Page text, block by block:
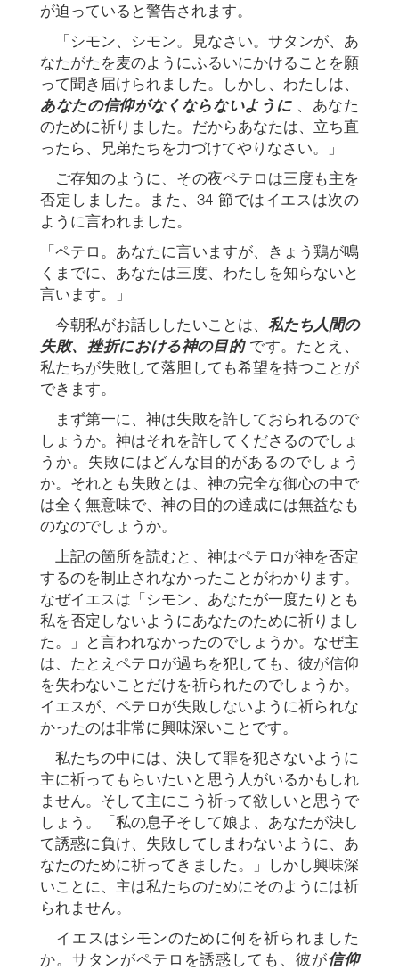
が迫っていると警告されます。
「シモン、シモン。見なさい。サタンが、あ
なたがたを麦のようにふるいにかけることを願
って聞き届けられました。しかし、わたしは、
あなたの信仰がなくならないように、あなた
のために祈りました。だからあなたは、立ち直
ったら、兄弟たちを力づけてやりなさい。」
ご存知のように、その夜ペテロは三度も主を
否定しました。また、34 節ではイエスは次の
ように言われました。
「ペテロ。あなたに言いますが、きょう鶏が鳴
くまでに、あなたは三度、わたしを知らないと
言います。」
今朝私がお話ししたいことは、 私たち人間の
失敗、挫折における神の目的です。たとえ、
私たちが失敗して落胆しても希望を持つことが
できます。
まず第一に、神は失敗を許しておられるので
しょうか。神はそれを許してくださるのでしょ
うか。失敗にはどんな目的があるのでしょう
か。それとも失敗とは、神の完全な御心の中で
は全く無意味で、神の目的の達成には無益なも
のなのでしょうか。
上記の箇所を読むと、神はペテロが神を否定
するのを制止されなかったことがわかります。
なぜイエスは「シモン、あなたが一度たりとも
私を否定しないようにあなたのために祈りまし
た。」と言われなかったのでしょうか。なぜ主
は、たとえペテロが過ちを犯しても、彼が信仰
を失わないことだけを祈られたのでしょうか。
イエスが、ペテロが失敗しないように祈られな
かったのは非常に興味深いことです。
私たちの中には、決して罪を犯さないように
主に祈ってもらいたいと思う人がいるかもしれ
ません。そして主にこう祈って欲しいと思うで
しょう。「私の息子そして娘よ、あなたが決し
て誘惑に負け、失敗してしまわないように、あ
なたのために祈ってきました。」しかし興味深
いことに、主は私たちのためにそのようには祈
られません。
イエスはシモンのために何を祈られました
か。サタンがペテロを誘惑しても、彼が信仰